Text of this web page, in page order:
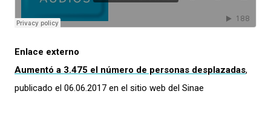
Enlace externo
Aumentó a 3.475 el número de personas desplazadas,
publicado el 06.06.2017 en el sitio web del Sinae